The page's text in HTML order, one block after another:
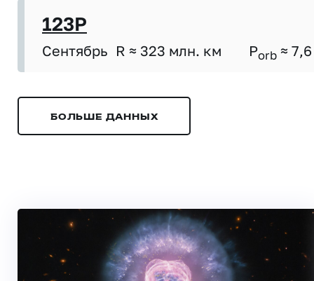
123P
Сентябрь R ≈ 323 млн. км Porb ≈ 7,6
БОЛЬШЕ ДАННЫХ